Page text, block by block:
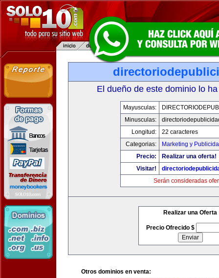
El dueño de este dominio lo
Mayusculas:
Minusculas:
Longitud:
22 caracteres
Categorias:
Marketing y
Precio:
Realizar una oferta!
Visitar!
Serán consideradas
Realizar una Oferta
Precio Ofrecido $
Otros dominios en venta: